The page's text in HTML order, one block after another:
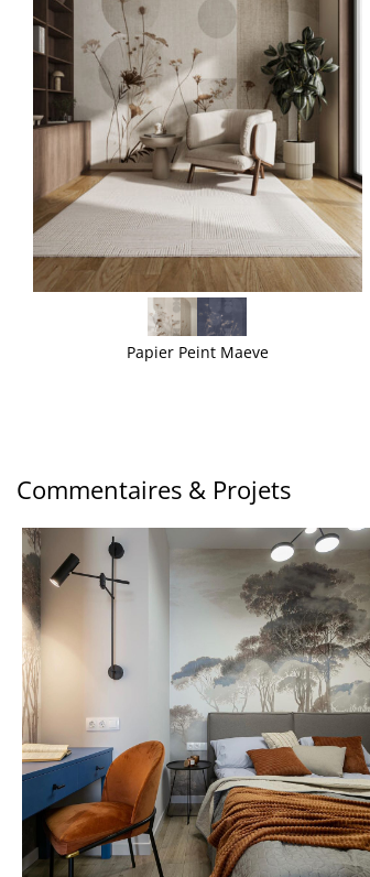
Papier Peint Maeve
Commentaires & Projets